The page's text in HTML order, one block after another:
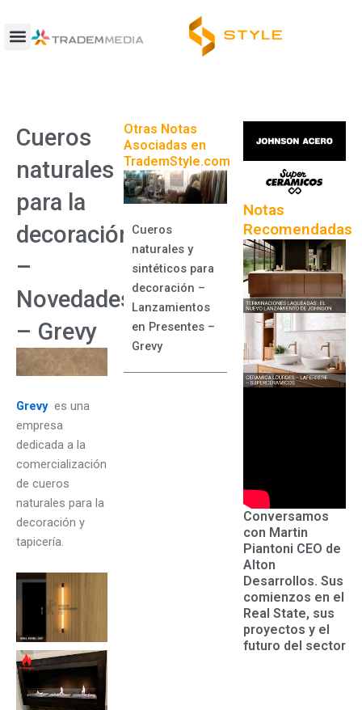
contenido
Cueros
naturales
para la
decoración
–
Novedades
– Grevy
Grevy es una
empresa
dedicada a la
comercialización
de cueros
naturales para la
decoración y
tapicería.
Otras Notas
Asociadas en
TrademStyle.com
Cueros
naturales y
sintéticos para
decoración –
Lanzamientos
en Presentes –
Grevy
Notas
Recomendadas
Conversamos
con Martin
Piantoni CEO de
Alton
Desarrollos. Sus
comienzos en el
Real State, sus
proyectos y el
futuro del sector